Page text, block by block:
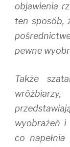
objawienia
ten sposób,
pewne
Także
wyobrażeń i
co